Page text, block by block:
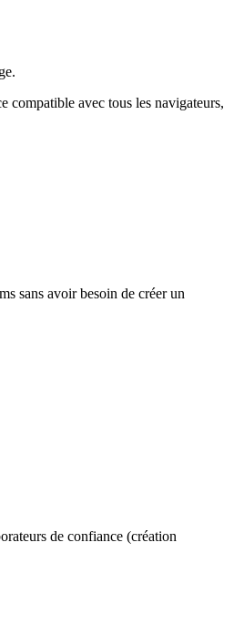
compatible avec tous les navigateurs,
sans avoir besoin de créer un
de confiance (création